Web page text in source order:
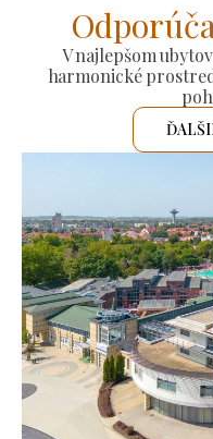
V najlepšom
harmonické